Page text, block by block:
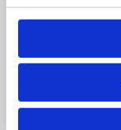
Contatti
Informativa
Condizioni